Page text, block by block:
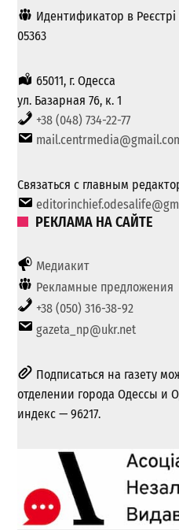
Идентификатор в Реєстрі
05363
65011, г. Одесса
ул. Базарная 76, к. 1
+38 (048) 734-22-77
Связаться с главным
РЕКЛАМА НА САЙТЕ
Медиакит
Рекламные предложения
+38 (050) 316-38-92
gazeta_np@ukr.net
Подписаться на газету
отделении города Одессы и
индекс — 96217.